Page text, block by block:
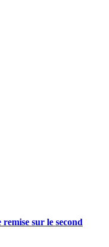
sur le second